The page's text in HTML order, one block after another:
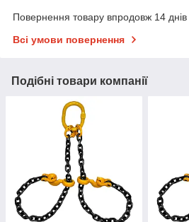
Повернення товару впродовж 14
Всі умови повернення
Подібні товари компанії